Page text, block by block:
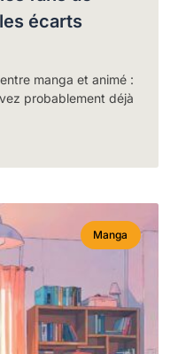
écarts
manga et animé :
probablement déjà
Manga